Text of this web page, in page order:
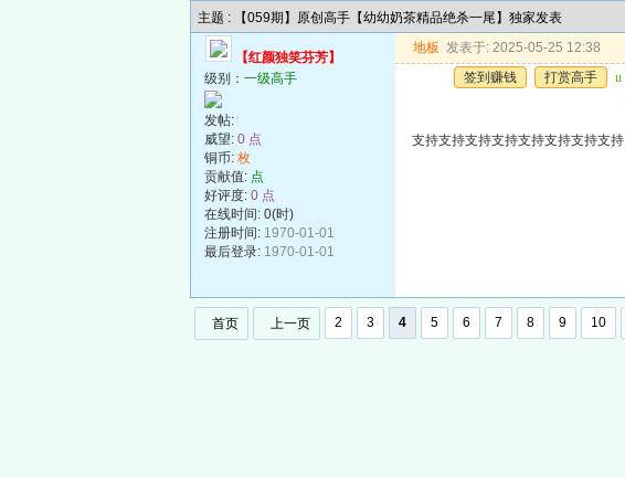
主题 : 【059期】原创高手【幼幼奶茶精品绝杀一尾】独家发表
【红颜独笑芬芳】
级别： 一级高手
发帖:
威望: 0 点
铜币: 枚
贡献值: 点
好评度: 0 点
在线时间: 0(时)
注册时间: 1970-01-01
最后登录: 1970-01-01
地板 发表于: 2025-05-25 12:38
签到赚钱
打赏高手 u
支持支持支持支持支持支持支持支持
首页 上一页 2 3 4 5 6 7 8 9 10